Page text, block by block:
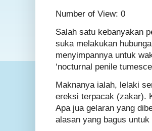
Number of View: 0
Salah satu kebanyakan
suka melakukan
menyimpannya untuk
‘nocturnal penile
Maknanya ialah, lelaki
ereksi terpacak (zakar).
Apa jua gelaran yang
alasan yang bagus